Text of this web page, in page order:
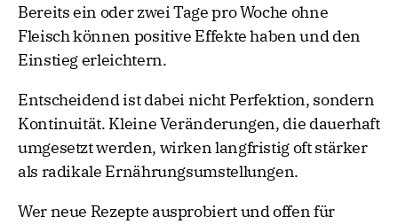
Bereits ein oder zwei Tage pro Woche ohne
Fleisch können positive Effekte haben und den
Einstieg erleichtern.
Entscheidend ist dabei nicht Perfektion, sondern
Kontinuität. Kleine Veränderungen, die dauerhaft
umgesetzt werden, wirken langfristig oft stärker
als radikale Ernährungsumstellungen.
Wer neue Rezepte ausprobiert und offen für